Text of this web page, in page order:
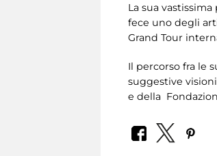
La sua
fece uno degli
Grand Tour
Il percorso fra le
suggestive
e della